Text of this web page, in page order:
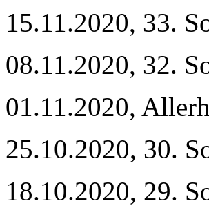
15.11.2020, 33.
08.11.2020, 32.
01.11.2020,
25.10.2020, 30.
18.10.2020, 29.